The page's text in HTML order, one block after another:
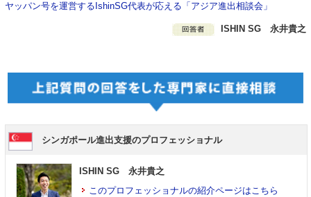
ヤッパン号を運営するIshinSG代表が応える「アジア進出相談会」
ISHIN SG 永井貴之
シンガポール進出支援のプロフェッショナル
ISHIN SG 永井貴之
このプロフェッショナルの紹介ページはこちら